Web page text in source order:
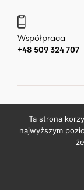
Współpraca
+48 509 324 707
Ta strona
najwyższym